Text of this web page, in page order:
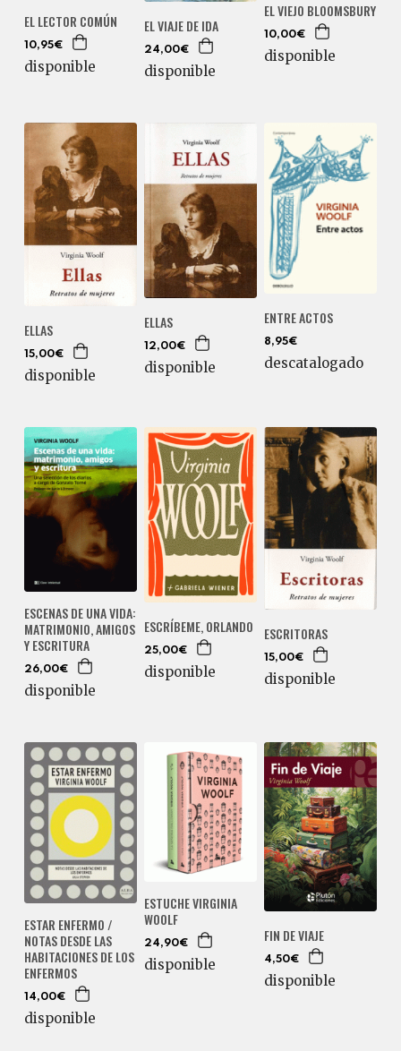
EL LECTOR COMÚN
10,95€
disponible
EL VIAJE DE IDA
24,00€
disponible
EL VIEJO BLOOMSBURY
10,00€
disponible
ELLAS
15,00€
disponible
ELLAS
12,00€
disponible
ENTRE ACTOS
8,95€
descatalogado
ESCENAS DE UNA VIDA:
MATRIMONIO, AMIGOS
Y ESCRITURA
26,00€
disponible
ESCRÍBEME, ORLANDO
25,00€
disponible
ESCRITORAS
15,00€
disponible
ESTAR ENFERMO /
NOTAS DESDE LAS
HABITACIONES DE LOS
ENFERMOS
14,00€
disponible
ESTUCHE VIRGINIA
WOOLF
24,90€
disponible
FIN DE VIAJE
4,50€
disponible